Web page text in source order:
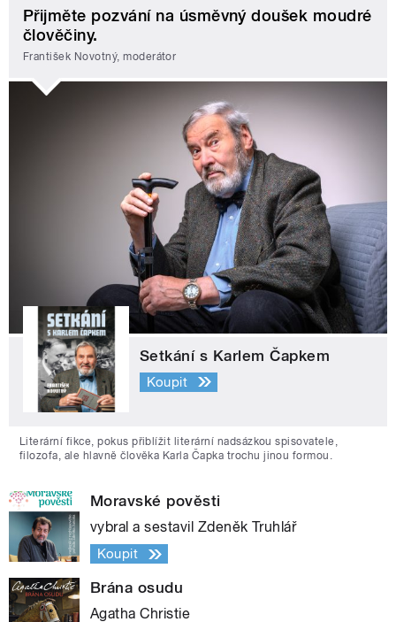
Přijměte pozvání na úsměvný doušek moudré
člověčiny.
František Novotný, moderátor
Setkání s Karlem Čapkem
Koupit
Literární fikce, pokus přiblížit literární nadsázkou spisovatele,
filozofa, ale hlavně člověka Karla Čapka trochu jinou formou.
Moravské pověsti
vybral a sestavil Zdeněk Truhlář
Koupit
Brána osudu
Agatha Christie